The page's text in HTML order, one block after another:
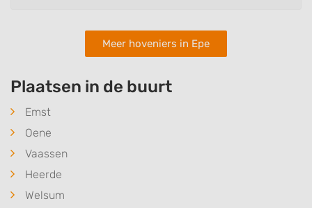
Meer hoveniers in Epe
Plaatsen in de buurt
Emst
Oene
Vaassen
Heerde
Welsum